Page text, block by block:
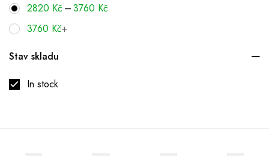
2820 Kč –3760 Kč
3760 Kč+
Stav skladu
In stock